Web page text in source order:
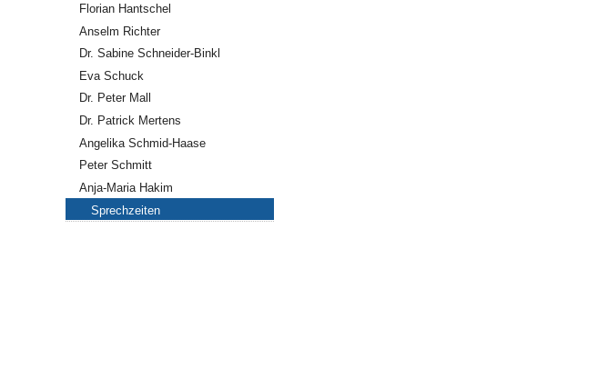
Florian Hantschel
Anselm Richter
Dr. Sabine Schneider-Binkl
Eva Schuck
Dr. Peter Mall
Dr. Patrick Mertens
Angelika Schmid-Haase
Peter Schmitt
Anja-Maria Hakim
Sprechzeiten